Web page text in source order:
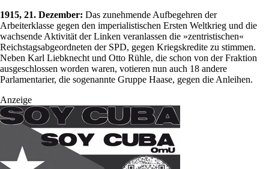
1915, 21. Dezember: Das zunehmende Aufbegehren der
Arbeiterklasse gegen den imperialistischen Ersten Weltkrieg und die
wachsende Aktivität der Linken veranlassen die »zentristischen«
Reichstagsabgeordneten der SPD, gegen Kriegskredite zu stimmen.
Neben Karl Liebknecht und Otto Rühle, die schon von der Fraktion
ausgeschlossen worden waren, votieren nun auch 18 andere
Parlamentarier, die sogenannte Gruppe Haase, gegen die Anleihen.
Anzeige